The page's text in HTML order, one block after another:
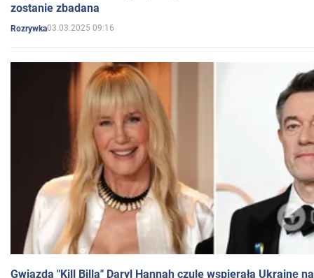
zostanie zbadana
Rozrywka03.03.2025 09:16
Gwiazda "Kill Billa" Daryl Hannah czule wspierała Ukrainę